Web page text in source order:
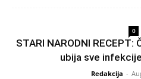
0
STARI NARODNI
ubija sve
Redakcija -